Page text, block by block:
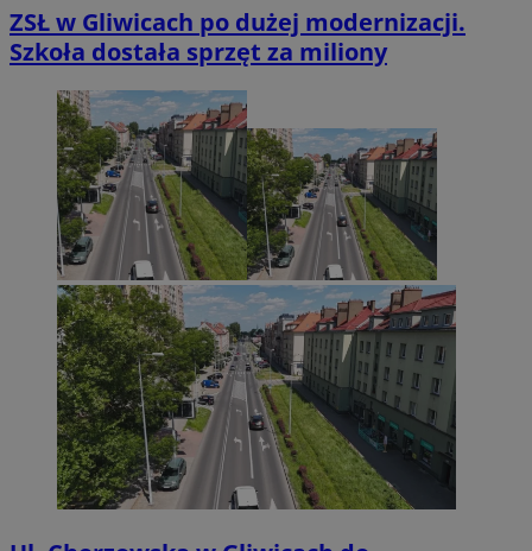
ZSŁ w Gliwicach po dużej modernizacji.
Szkoła dostała sprzęt za miliony